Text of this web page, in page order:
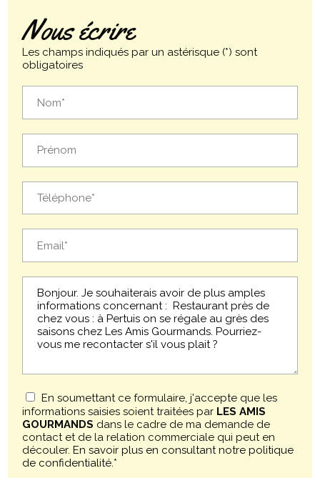
Nous écrire
Les champs indiqués par un astérisque (*) sont
obligatoires
En soumettant ce formulaire, j'accepte que les
informations saisies soient traitées par LES AMIS
GOURMANDS dans le cadre de ma demande de
contact et de la relation commerciale qui peut en
découler.En savoir plus en consultant notre politique
de confidentialité.*